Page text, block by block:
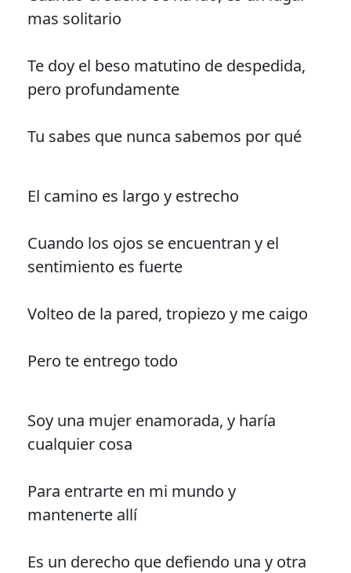
mas solitario
Te doy el beso matutino de despedida,
pero profundamente
Tu sabes que nunca sabemos por qué
El camino es largo y estrecho
Cuando los ojos se encuentran y el
sentimiento es fuerte
Volteo de la pared, tropiezo y me caigo
Pero te entrego todo
Soy una mujer enamorada, y haría
cualquier cosa
Para entrarte en mi mundo y
mantenerte allí
Es un derecho que defiendo una y otra